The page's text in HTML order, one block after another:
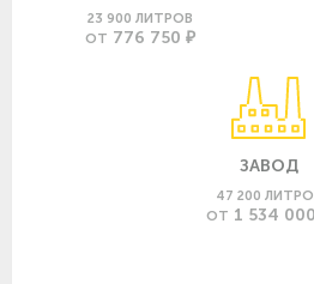
23 900 ЛИТРОВ
ОТ 776 750 ₽
ЗАВОД
47 200
ОТ 1 534